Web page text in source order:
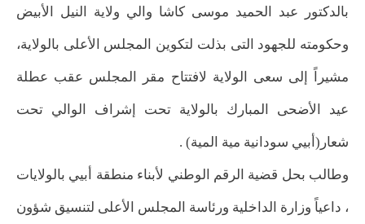
بالدكتور عبد الحميد موسى كاشا والي ولاية النيل الأبيض
وحكومته للجهود التى بذلت لتكوين المجلس الأعلى بالولاية،
مشيراً إلى سعى الولاية لافتتاح مقر المجلس عقب عطلة
عيد الأضحى المبارك بالولاية تحت إشراف الوالي تحت
شعار(أبيي سودانية مية المية) .
وطالب بحل قضية الرقم الوطني لأبناء منطقة أبيي بالولايات
، داعياً وزارة الداخلية ورئاسة المجلس الأعلى لتنسيق شؤون